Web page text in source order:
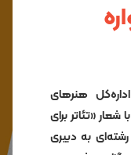
هنرهای
«تئاتر برای
به دبیری